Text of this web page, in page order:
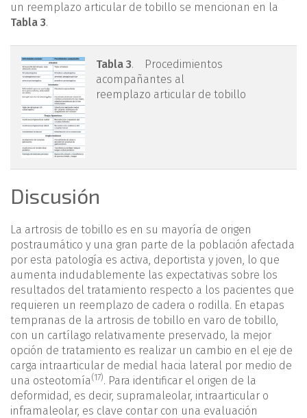
un reemplazo articular de tobillo se mencionan en la
Tabla 3.
tabla3.png
Tabla 3. Procedimientos
acompañantes al
reemplazo articular de tobillo
Discusión
La artrosis de tobillo es en su mayoría de origen
postraumático y una gran parte de la población afectada
por esta patología es activa, deportista y joven, lo que
aumenta indudablemente las expectativas sobre los
resultados del tratamiento respecto a los pacientes que
requieren un reemplazo de cadera o rodilla. En etapas
tempranas de la artrosis de tobillo en varo de tobillo,
con un cartílago relativamente preservado, la mejor
opción de tratamiento es realizar un cambio en el eje de
carga intraarticular de medial hacia lateral por medio de
una osteotomía(17). Para identificar el origen de la
deformidad, es decir, supramaleolar, intraarticular o
inframaleolar, es clave contar con una evaluación